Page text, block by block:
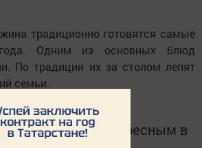
традиционно готовятся самые
Одним из основных блюд
По традиции их за столом лепят
семьи.
важным и интересным в